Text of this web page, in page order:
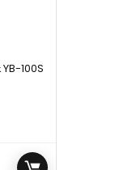
YB-100S